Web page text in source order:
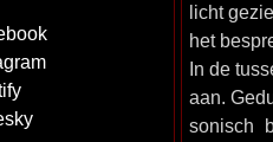
licht
het
In de
aan.
sonisch